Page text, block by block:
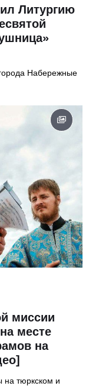
Литургию
Набережные
миссии
месте
на
тюркском и